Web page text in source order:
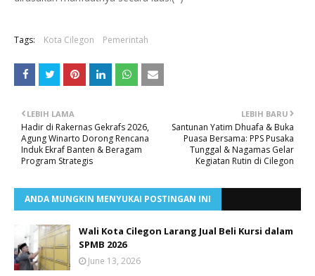
Tags: Kota Cilegon Pemerintah
LEBIH BARU
Santunan Yatim Dhuafa & Buka
Puasa Bersama: PPS Pusaka
Tunggal & Nagamas Gelar
Kegiatan Rutin di Cilegon
LEBIH LAMA
Hadir di Rakernas Gekrafs 2026,
Agung Winarto Dorong Rencana
Induk Ekraf Banten & Beragam
Program Strategis
ANDA MUNGKIN MENYUKAI POSTINGAN INI
Wali Kota Cilegon Larang Jual Beli Kursi dalam
SPMB 2026
June 13, 2026